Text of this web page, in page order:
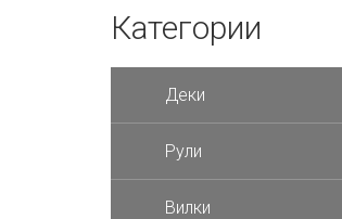
Категории
Деки
Рули
Вилки